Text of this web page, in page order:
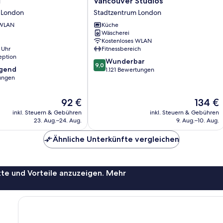
Der
Preis
beträgt
92 €
inkl. Steuern & Gebühren
23. Aug.–24. Aug.
Studios
Stadtzentrum
London
Stadtzentrum London
Küche
Wäscherei
Kostenloses WLAN
Fitnessbereich
9.0
von
9,0 Wunderbar
1.121 Bewertungen
Der
Preis
beträgt
134 €
inkl. Steuern & Gebühren
9. Aug.–10. Aug.
Ähnliche Unterkünfte vergleichen
und Vorteile anzuzeigen. Mehr